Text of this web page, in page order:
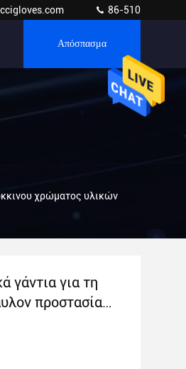
86-510
Απόσπασμα
χρώματος υλικών
γάντια για τη
προστασία
εργασίας